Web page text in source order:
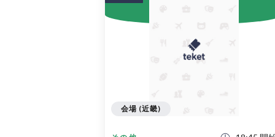
会場 (近畿)